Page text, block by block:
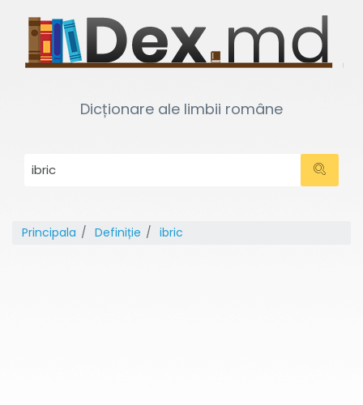
Dicționare ale limbii române
Principala Definiție ibric